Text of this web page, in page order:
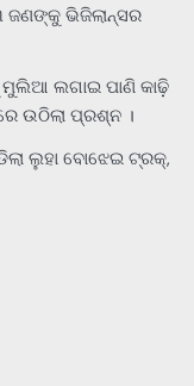
ଜଣଙ୍କୁ ଭିଜିଲାନ୍ସର
ମୁଲିଆ ଲଗାଇ ପାଣି କାଢ଼ି
ଉଠିଲା ପ୍ରଶ୍ନ ।
ଲୁହା ବୋଝେଇ ଟ୍ରକ୍‌,